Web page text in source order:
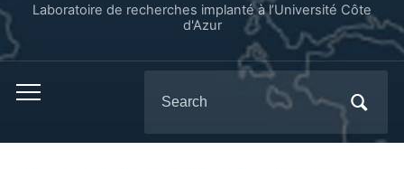
Laboratoire de recherches implanté à l’Université Côte
d'Azur
for: